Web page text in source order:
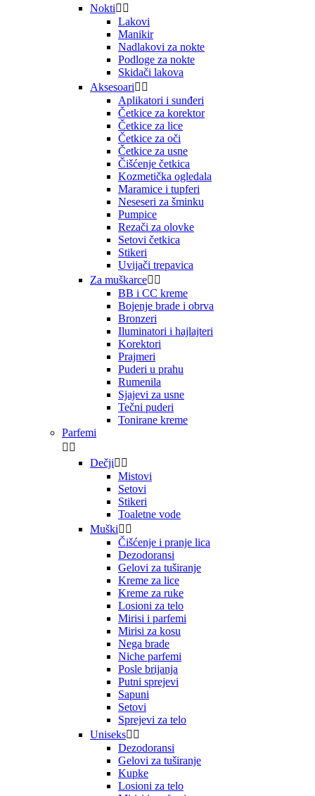
Nokti 
Lakovi
Manikir
Nadlakovi za nokte
Podloge za nokte
Skidači lakova
Aksesoari 
Aplikatori i sunđeri
Četkice za korektor
Četkice za lice
Četkice za oči
Četkice za usne
Čišćenje četkica
Kozmetička ogledala
Maramice i tupferi
Neseseri za šminku
Pumpice
Rezači za olovke
Setovi četkica
Stikeri
Uvijači trepavica
Za muškarce 
BB i CC kreme
Bojenje brade i obrva
Bronzeri
Iluminatori i hajlajteri
Korektori
Prajmeri
Puderi u prahu
Rumenila
Sjajevi za usne
Tečni puderi
Tonirane kreme
Parfemi
 
Dečji 
Mistovi
Setovi
Stikeri
Toaletne vode
Muški 
Čišćenje i pranje lica
Dezodoransi
Gelovi za tuširanje
Kreme za lice
Kreme za ruke
Losioni za telo
Mirisi i parfemi
Mirisi za kosu
Nega brade
Niche parfemi
Posle brijanja
Putni sprejevi
Sapuni
Setovi
Sprejevi za telo
Uniseks 
Dezodoransi
Gelovi za tuširanje
Kupke
Losioni za telo